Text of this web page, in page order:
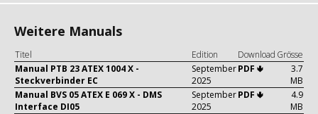
Weitere Manuals
Titel Edition Download Grösse
Manual PTB 23 ATEX 1004 X -
Steckverbinder EC
September
2025
PDF 🢃
3.7
MB
Manual BVS 05 ATEX E 069 X - DMS
Interface DI05
September
2025
PDF 🢃
4.9
MB